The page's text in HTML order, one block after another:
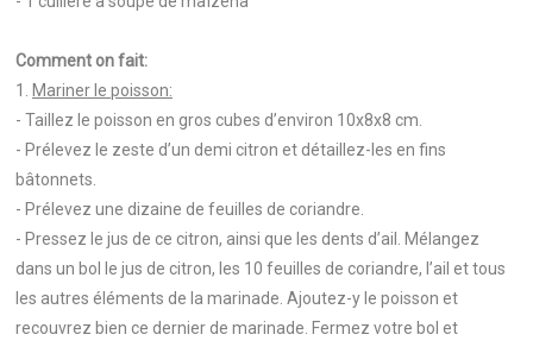
Comment on fait:
1.
Mariner le poisson:
- Taillez le poisson en gros cubes d’environ 10x8x8 cm.
- Prélevez le zeste d’un demi citron et détaillez-les en fins
bâtonnets.
- Prélevez une dizaine de feuilles de coriandre.
- Pressez le jus de ce citron, ainsi que les dents d’ail. Mélangez
dans un bol le jus de citron, les 10 feuilles de coriandre, l’ail et tous
les autres éléments de la marinade. Ajoutez-y le poisson et
recouvrez bien ce dernier de marinade. Fermez votre bol et